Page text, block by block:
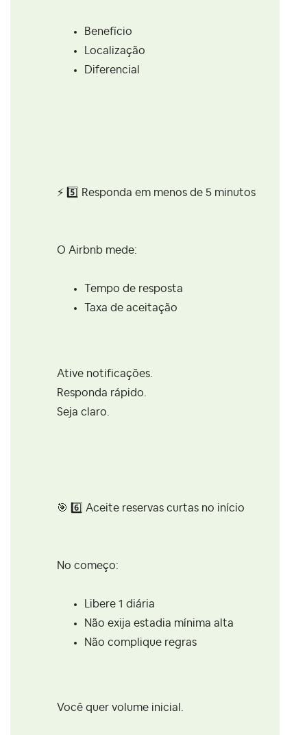
Benefício
Localização
Diferencial
⚡ 5️⃣ Responda em menos de 5 minutos
O Airbnb mede:
Tempo de resposta
Taxa de aceitação
Ative notificações.
Responda rápido.
Seja claro.
🎯 6️⃣ Aceite reservas curtas no início
No começo:
Libere 1 diária
Não exija estadia mínima alta
Não complique regras
Você quer volume inicial.